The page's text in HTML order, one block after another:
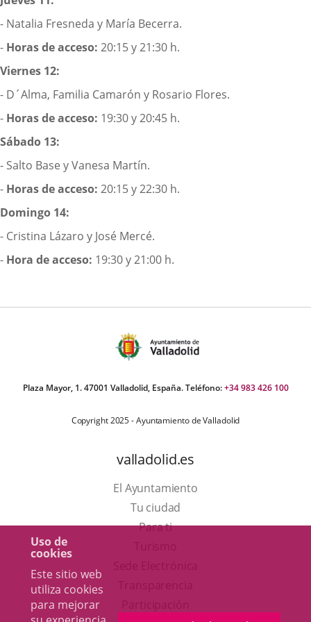
Uso de
cookies
Este sitio web
utiliza cookies
para mejorar
- Natalia Fresneda y María Becerra.
- Horas de acceso: 20:15 y 21:30 h.
Viernes 12:
- D´Alma, Familia Camarón y Rosario Flores.
- Horas de acceso: 19:30 y 20:45 h.
Sábado 13:
- Salto Base y Vanesa Martín.
- Horas de acceso: 20:15 y 22:30 h.
Domingo 14:
- Cristina Lázaro y José Mercé.
- Hora de acceso: 19:30 y 21:00 h.
Plaza Mayor, 1. 47001 Valladolid, España. Teléfono:+34 983 426 100
Copyright 2025 - Ayuntamiento de Valladolid
valladolid.es
El Ayuntamiento
Tu ciudad
Para ti